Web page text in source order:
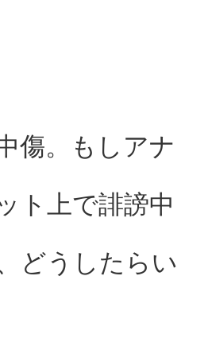
傷。もしアナ
ト上で誹謗中
どうしたらい